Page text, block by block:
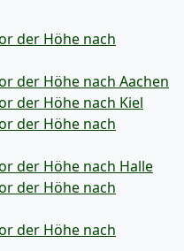
der Höhe nach
der Höhe nach Aachen
der Höhe nach Kiel
der Höhe nach
der Höhe nach Halle
der Höhe nach
der Höhe nach